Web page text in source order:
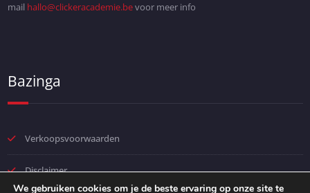
mail hallo@clickeracademie.bevoor meer info
Bazinga
Verkoopsvoorwaarden
Disclaimer
We gebruiken cookies om je de beste ervaring op onze site te